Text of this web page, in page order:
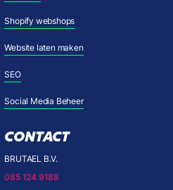
Shopify webshops
Website laten maken
SEO
Social Media Beheer
CONTACT
BRUTAEL B.V.
085 124 9188